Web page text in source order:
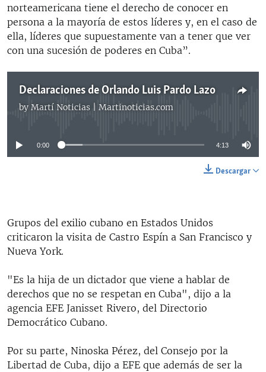
norteamericana tiene el derecho de conocer en
persona a la mayoría de estos líderes y, en el caso de
ella, líderes que supuestamente van a tener que ver
con una sucesión de poderes en Cuba”.
Declaraciones de Orlando Luis Pardo Lazo
by Martí Noticias | Martinoticias.com
No media source currently available
0:00 4:13
Descargar
Grupos del exilio cubano en Estados Unidos
criticaron la visita de Castro Espín a San Francisco y
Nueva York.
"Es la hija de un dictador que viene a hablar de
derechos que no se respetan en Cuba", dijo a la
agencia EFE Janisset Rivero, del Directorio
Democrático Cubano.
Por su parte, Ninoska Pérez, del Consejo por la
Libertad de Cuba, dijo a EFE que además de ser la